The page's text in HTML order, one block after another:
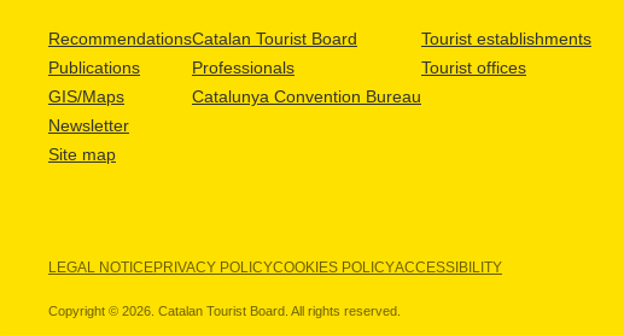
Recommendations
Publications
GIS/Maps
Newsletter
Site map
Catalan Tourist Board
Professionals
Catalunya Convention Bureau
Tourist establishments
Tourist offices
LEGAL NOTICEPRIVACY POLICYCOOKIES POLICYACCESSIBILITY
Copyright © 2026. Catalan Tourist Board. All rights reserved.